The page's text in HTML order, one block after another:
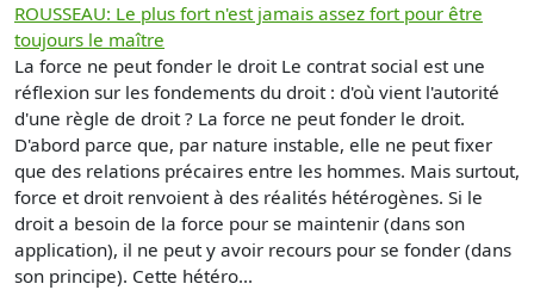
ROUSSEAU: Le plus fort n'est jamais assez fort pour être
toujours le maître
La force ne peut fonder le droit Le contrat social est une
réflexion sur les fondements du droit : d'où vient l'autorité
d'une règle de droit ? La force ne peut fonder le droit.
D'abord parce que, par nature instable, elle ne peut fixer
que des relations précaires entre les hommes. Mais surtout,
force et droit renvoient à des réalités hétérogènes. Si le
droit a besoin de la force pour se maintenir (dans son
application), il ne peut y avoir recours pour se fonder (dans
son principe). Cette hétéro...